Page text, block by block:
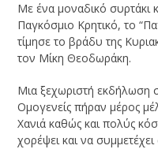
Με ένα μοναδικό συρτάκι
Παγκόσμιο Κρητικό, το
τίμησε το βράδυ της
τον Μίκη Θεοδωράκη.
Μια ξεχωριστή εκδήλωση
Ομογενείς πήραν μέρος
Χανιά καθώς και πολύς
χορέψει και να